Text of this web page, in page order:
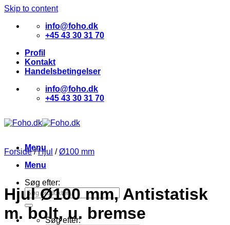
Skip to content
info@foho.dk
+45 43 30 31 70
Profil
Kontakt
Handelsbetingelser
info@foho.dk
+45 43 30 31 70
Menu
Menu
Søg efter:
Søg efter:
Forside / Hjul / Ø100 mm
Hjul Ø100 mm, Antistatisk
m. bolt, u. bremse